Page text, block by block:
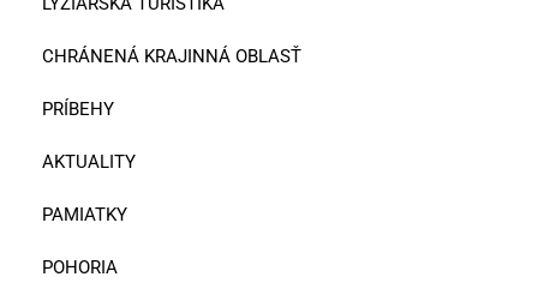
CHRÁNENÁ KRAJINNÁ OBLASŤ
PRÍBEHY
AKTUALITY
PAMIATKY
POHORIA